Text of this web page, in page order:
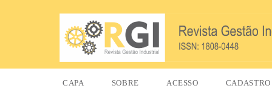
CAPA SOBRE ACESSO
CADASTRO